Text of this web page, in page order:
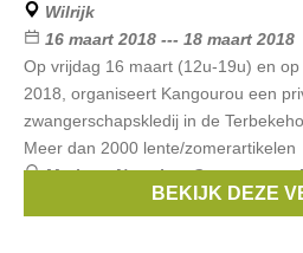
Wilrijk
16 maart 2018 --- 18 maart 2018
Op vrijdag 16 maart (12u-19u) en
2018, organiseert Kangourou een
zwangerschapskledij in de
Meer dan 2000 lente/zomerartikelen
Merken:Noppies,Queen mum,
Esprit Maternity, ...
BEKIJK DEZE